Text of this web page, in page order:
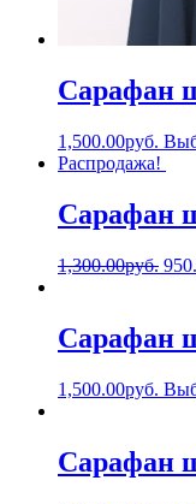
Сарафан
1,500.00руб.
Распродажа!
Сарафан
1,300.00руб.
Сарафан
1,500.00руб.
Сарафан